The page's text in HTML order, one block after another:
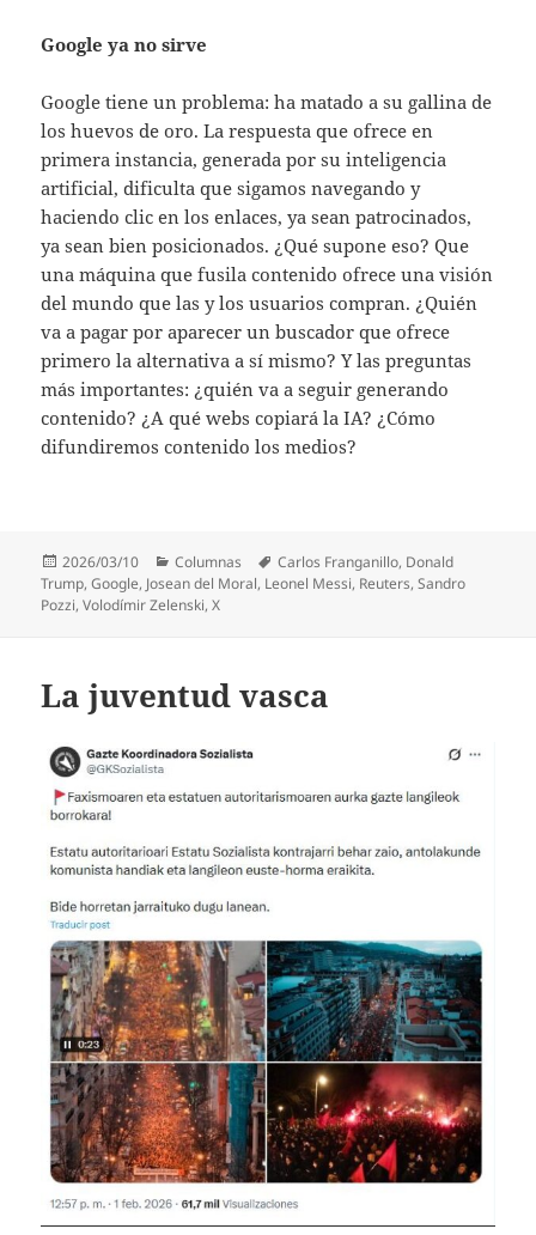
Google ya no sirve
Google tiene un problema: ha matado a su gallina de
los huevos de oro. La respuesta que ofrece en
primera instancia, generada por su inteligencia
artificial, dificulta que sigamos navegando y
haciendo clic en los enlaces, ya sean patrocinados,
ya sean bien posicionados. ¿Qué supone eso? Que
una máquina que fusila contenido ofrece una visión
del mundo que las y los usuarios compran. ¿Quién
va a pagar por aparecer un buscador que ofrece
primero la alternativa a sí mismo? Y las preguntas
más importantes: ¿quién va a seguir generando
contenido? ¿A qué webs copiará la IA? ¿Cómo
difundiremos contenido los medios?
Publicado
el
2026/03/10 Categorías
Columnas Etiquetas
Carlos Franganillo, Donald
Trump,Google, Josean del Moral, Leonel Messi, Reuters,Sandro
Pozzi,Volodímir Zelenski,X
La juventud vasca